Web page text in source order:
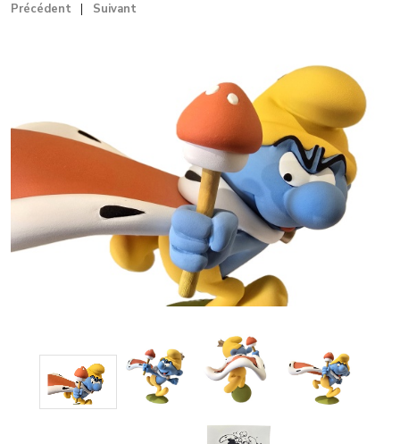
Précédent Suivant